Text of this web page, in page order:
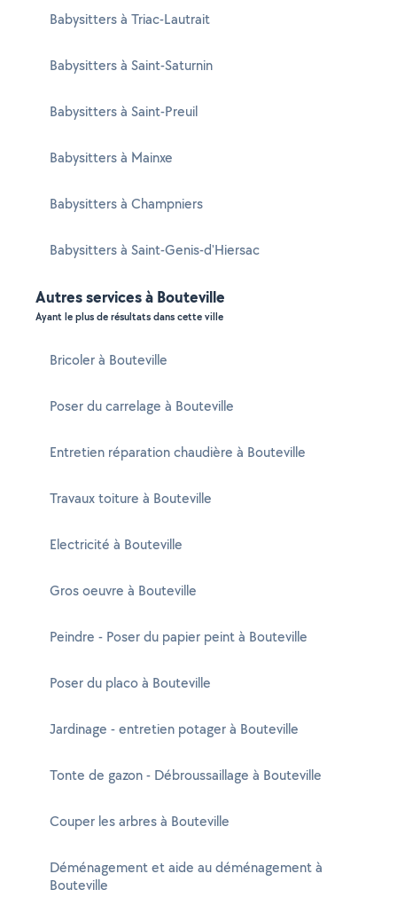
Babysitters à Triac-Lautrait
Babysitters à Saint-Saturnin
Babysitters à Saint-Preuil
Babysitters à Mainxe
Babysitters à Champniers
Babysitters à Saint-Genis-d'Hiersac
Autres services à Bouteville
Ayant le plus de résultats dans cette ville
Bricoler à Bouteville
Poser du carrelage à Bouteville
Entretien réparation chaudière à Bouteville
Travaux toiture à Bouteville
Electricité à Bouteville
Gros oeuvre à Bouteville
Peindre - Poser du papier peint à Bouteville
Poser du placo à Bouteville
Jardinage - entretien potager à Bouteville
Tonte de gazon - Débroussaillage à Bouteville
Couper les arbres à Bouteville
Déménagement et aide au déménagement à
Bouteville